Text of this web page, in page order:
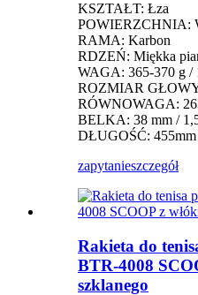
KSZTAŁT: Łza
POWIERZCHNIA:
RAMA: Karbon
RDZEŃ: Miękka
WAGA: 365-370 g /
ROZMIAR
RÓWNOWAGA:
BELKA: 38 mm /
DŁUGOŚĆ: 455mm
zapytanieszczegół
Rakieta do
BTR-4008
szklanego